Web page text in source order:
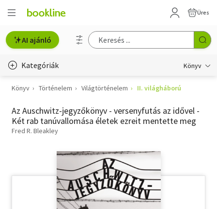
Üres
AI ajánló
Kategóriák Könyv
Életmód, egészség
Erotika
Gyermek- és ifjúsági
Hobbi, szabadidő
Könyv Történelem Világtörténelem II. világháború
Az Auschwitz-jegyzőkönyv - versenyfutás az idővel -
Két rab tanúvallomása életek ezreit mentette meg
Fred R. Bleakley